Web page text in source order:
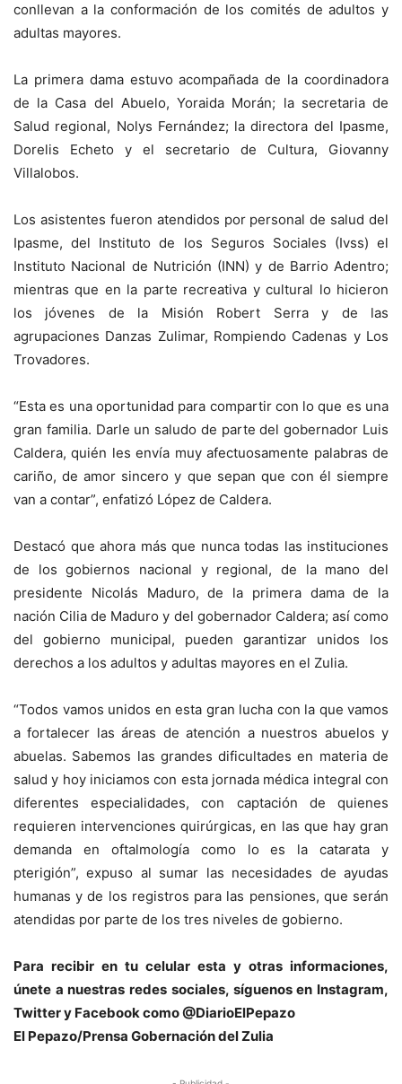
conllevan a la conformación de los comités de adultos y
adultas mayores.
La primera dama estuvo acompañada de la coordinadora
de la Casa del Abuelo, Yoraida Morán; la secretaria de
Salud regional, Nolys Fernández; la directora del Ipasme,
Dorelis Echeto y el secretario de Cultura, Giovanny
Villalobos.
Los asistentes fueron atendidos por personal de salud del
Ipasme, del Instituto de los Seguros Sociales (Ivss) el
Instituto Nacional de Nutrición (INN) y de Barrio Adentro;
mientras que en la parte recreativa y cultural lo hicieron
los jóvenes de la Misión Robert Serra y de las
agrupaciones Danzas Zulimar, Rompiendo Cadenas y Los
Trovadores.
“Esta es una oportunidad para compartir con lo que es una
gran familia. Darle un saludo de parte del gobernador Luis
Caldera, quién les envía muy afectuosamente palabras de
cariño, de amor sincero y que sepan que con él siempre
van a contar”, enfatizó López de Caldera.
Destacó que ahora más que nunca todas las instituciones
de los gobiernos nacional y regional, de la mano del
presidente Nicolás Maduro, de la primera dama de la
nación Cilia de Maduro y del gobernador Caldera; así como
del gobierno municipal, pueden garantizar unidos los
derechos a los adultos y adultas mayores en el Zulia.
“Todos vamos unidos en esta gran lucha con la que vamos
a fortalecer las áreas de atención a nuestros abuelos y
abuelas. Sabemos las grandes dificultades en materia de
salud y hoy iniciamos con esta jornada médica integral con
diferentes especialidades, con captación de quienes
requieren intervenciones quirúrgicas, en las que hay gran
demanda en oftalmología como lo es la catarata y
pterigión”, expuso al sumar las necesidades de ayudas
humanas y de los registros para las pensiones, que serán
atendidas por parte de los tres niveles de gobierno.
Para recibir en tu celular esta y otras informaciones,
únete a nuestras redes sociales, síguenos en Instagram,
Twitter y Facebook como @DiarioElPepazo
El Pepazo/Prensa Gobernación del Zulia